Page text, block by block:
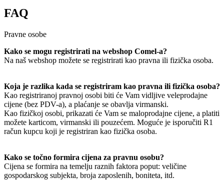
FAQ
Pravne osobe
Kako se mogu registrirati na webshop Comel-a?
Na naš webshop možete se registrirati kao pravna ili fizička osoba.
Koja je razlika kada se registriram kao pravna ili fizička osoba?
Kao registriranoj pravnoj osobi biti će Vam vidljive veleprodajne
cijene (bez PDV-a), a plaćanje se obavlja virmanski.
Kao fizičkoj osobi, prikazati će Vam se maloprodajne cijene, a platiti
možete karticom, virmanski ili pouzećem. Moguće je isporučiti R1
račun kupcu koji je registriran kao fizička osoba.
Kako se točno formira cijena za pravnu osobu?
Cijena se formira na temelju raznih faktora poput: veličine
gospodarskog subjekta, broja zaposlenih, boniteta, itd.